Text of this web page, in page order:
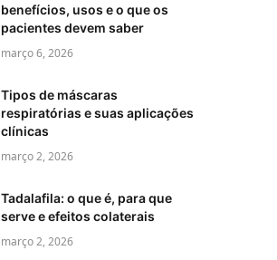
benefícios, usos e o que os
pacientes devem saber
março 6, 2026
Tipos de máscaras
respiratórias e suas aplicações
clínicas
março 2, 2026
Tadalafila: o que é, para que
serve e efeitos colaterais
março 2, 2026